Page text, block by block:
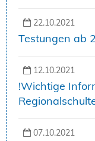
22.10.2021
Testungen ab
12.10.2021
!Wichtige
07.10.2021